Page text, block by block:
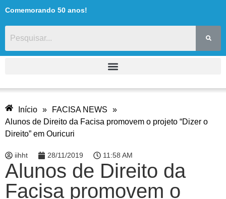
Comemorando 50 anos!
Início » FACISA NEWS
»
Alunos de Direito da Facisa promovem o projeto “Dizer o
Direito” em Ouricuri
iihht 28/11/2019 11:58 AM
Alunos de Direito da
Facisa promovem o